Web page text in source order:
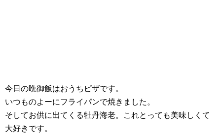
今日の晩御飯はおうちピザです。
いつものよーにフライパンで焼きました。
そしてお供に出てくる牡丹海老。これとっても美味しくて
大好きです。